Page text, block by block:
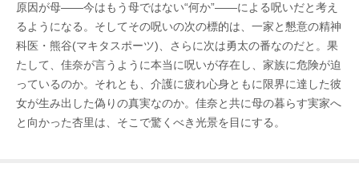
原因が母――今はもう母ではない“何か”――による呪いだと考え
るようになる。そしてその呪いの次の標的は、一家と懇意の精神
科医・熊谷(マキタスポーツ)、さらに次は勇太の番なのだと。果
たして、佳奈が言うように本当に呪いが存在し、家族に危険が迫
っているのか。それとも、介護に疲れ心身ともに限界に達した彼
女が生み出した偽りの真実なのか。佳奈と共に母の暮らす実家へ
と向かった杏里は、そこで驚くべき光景を目にする。